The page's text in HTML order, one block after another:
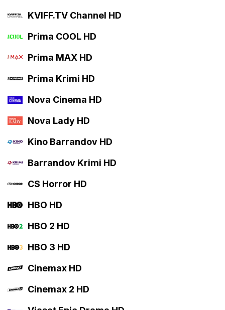
KVIFF.TV Channel HD
Prima COOL HD
Prima MAX HD
Prima Krimi HD
Nova Cinema HD
Nova Lady HD
Kino Barrandov HD
Barrandov Krimi HD
CS Horror HD
HBO HD
HBO 2 HD
HBO 3 HD
Cinemax HD
Cinemax 2 HD